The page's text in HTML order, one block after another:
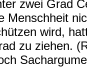
zwei Grad
Menschheit
wird,
zu ziehen.